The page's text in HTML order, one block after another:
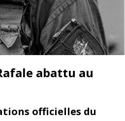
abattu au
officielles du